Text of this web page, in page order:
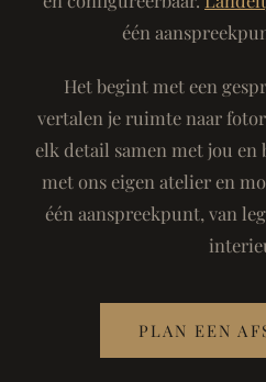
één
Het begint met een
vertalen je ruimte naar
elk detail samen met jou en
met ons eigen atelier en
één aanspreekpunt, van
PLAN EEN